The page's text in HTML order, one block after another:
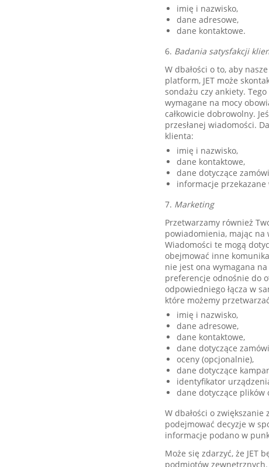
imię i nazwisko,
dane adresowe,
dane kontaktowe.
6. Badania satysfakcji
W dbałości o to, aby
platform, JET może
sondażu czy ankiety.
wymagane na mocy
całkowicie dobrowolny.
przesłanej wiadomości.
klienta:
imię i nazwisko,
dane kontaktowe,
dane dotyczące
informacje
7. Marketing
Przetwarzamy również
powiadomienia, mając
Wiadomości te mogą
obejmować inne
nie jest ona wymagana
preferencje odnośnie do
odpowiedniego łącza w
które możemy
imię i nazwisko,
dane adresowe,
dane kontaktowe,
dane dotyczące
oceny (opcjonalnie),
dane dotyczące
identyfikator
dane dotyczące plików
W dbałości o zwiększanie
podejmować decyzje w
informacje podano w
Może się zdarzyć, że JET
podmiotów